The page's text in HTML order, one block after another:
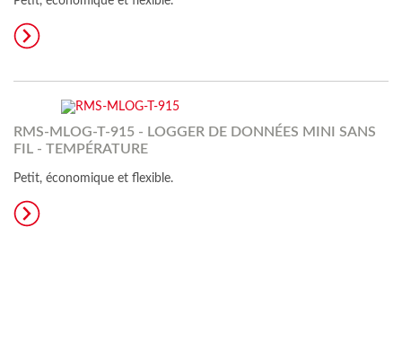
RMS-MLOG-T-915 - LOGGER DE DONNÉES MINI SANS
FIL - TEMPÉRATURE
Petit, économique et flexible.